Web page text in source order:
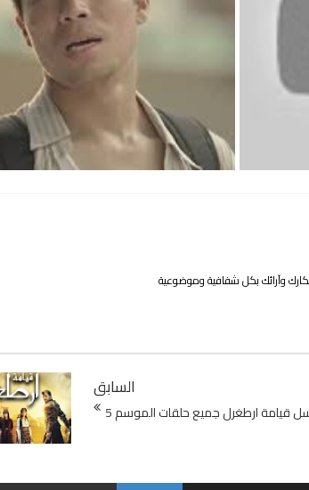
وآرائك بكل شفافية وموضوعية
السابق
قيامة ارطغرل جميع حلقات الموسم 5